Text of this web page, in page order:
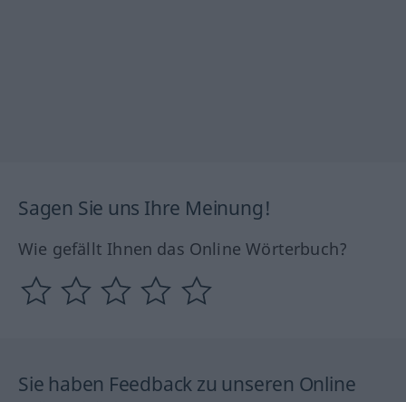
Sagen Sie uns Ihre Meinung!
Wie gefällt Ihnen das Online Wörterbuch?
Sie haben Feedback zu unseren Online